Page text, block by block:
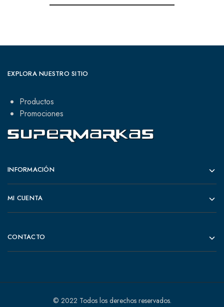
EXPLORA NUESTRO SITIO
Productos
Promociones
INFORMACIÓN
MI CUENTA
CONTACTO
© 2022 Todos los derechos reservados.